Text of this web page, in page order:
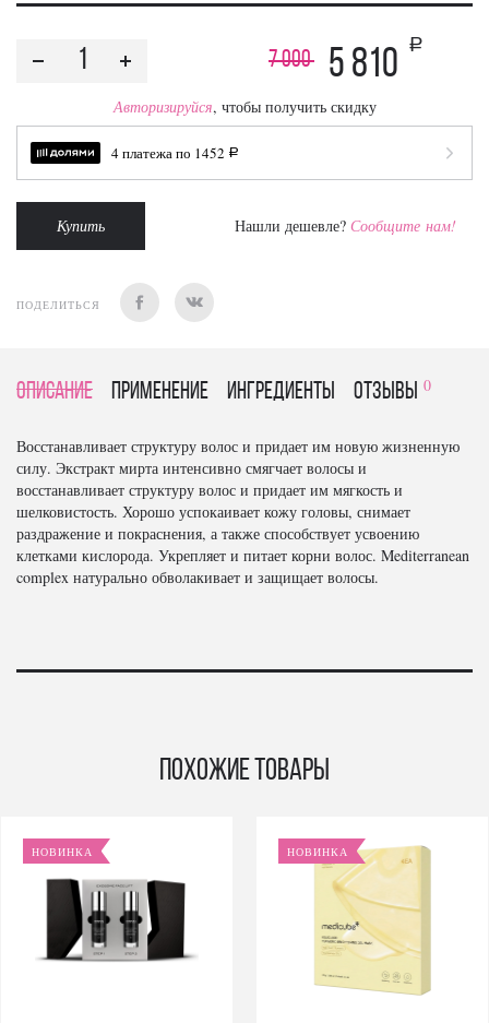
7 000 5 810
a
Авторизируйся, чтобы получить скидку
4 платежа по 1452 a
Купить Нашли дешевле? Сообщите нам!
ПОДЕЛИТЬСЯ
Описание Применение Ингредиенты отзывы 0
Восстанавливает структуру волос и придает им новую жизненную
силу. Экстракт мирта интенсивно смягчает волосы и
восстанавливает структуру волос и придает им мягкость и
шелковистость. Хорошо успокаивает кожу головы, снимает
раздражение и покраснения, а также способствует усвоению
клетками кислорода. Укрепляет и питает корни волос. Mediterranean
complex натурально обволакивает и защищает волосы.
Похожие товары
НОВИНКА НОВИНКА